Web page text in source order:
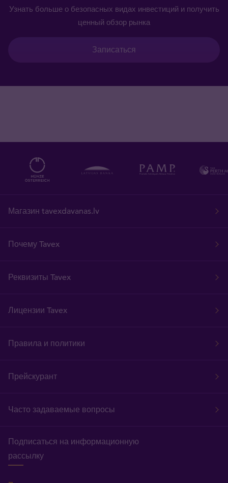
Узнать больше о безопасных видах инвестиций и получить
ценный обзор рынка
Записаться
Магазин tavexdavanas.lv
Почему Tavex
Реквизиты Tavex
Лицензии Tavex
Правила и политики
Прейскурант
Часто задаваемые вопросы
Подписаться на информационную
рассылку